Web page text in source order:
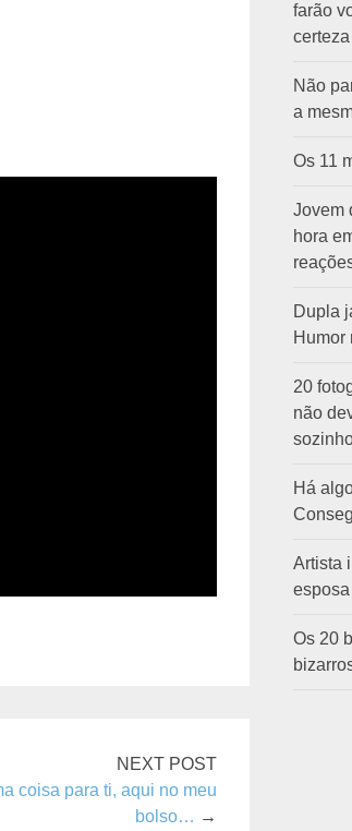
NEXT POST
coisa para ti, aqui no meu
bolso… →
farão
Não
a
Os 11
Jovem
hora
Dupla
Humor
20
não
Há
Artista
Os 20